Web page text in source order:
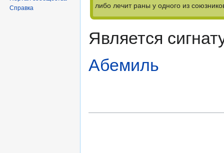
либо лечит раны у одного из
Является
Абемиль
Справка